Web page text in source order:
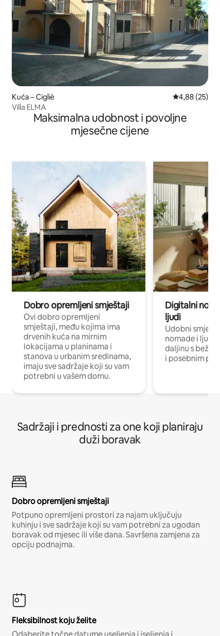
Kuća – Cigliè Prosječna
4,88 (25)
Villa ELMA
Maksimalna udobnost i povoljne
mjesečne cijene
Dobro opremljeni smještaji
Ovi dobro opremljeni
smještaji, među kojima ima
drvenih kuća na mirnim
lokacijama u planinama i
stanova u urbanim sredinama,
imaju sve sadržaje koji su vam
potrebni u vašem domu.
Digitalni
ljudi
Udobni
nomade i ljude
daljinu s
i posebnim
Sadržaji i prednosti za one koji planiraju
duži boravak
Dobro opremljeni smještaji
Potpuno opremljeni prostori za najam uključuju
kuhinju i sve sadržaje koji su vam potrebni za ugodan
boravak od mjesec ili više dana. Savršena zamjena za
opciju podnajma.
Fleksibilnost koju želite